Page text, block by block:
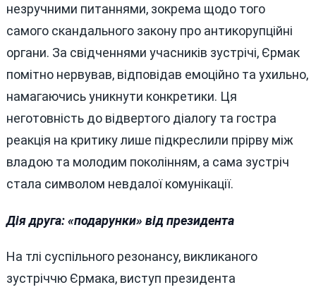
незручними питаннями, зокрема щодо того
самого скандального закону про антикорупційні
органи. За свідченнями учасників зустрічі, Єрмак
помітно нервував, відповідав емоційно та ухильно,
намагаючись уникнути конкретики. Ця
неготовність до відвертого діалогу та гостра
реакція на критику лише підкреслили прірву між
владою та молодим поколінням, а сама зустріч
стала символом невдалої комунікації.
Дія друга: «подарунки» від президента
На тлі суспільного резонансу, викликаного
зустріччю Єрмака, виступ президента